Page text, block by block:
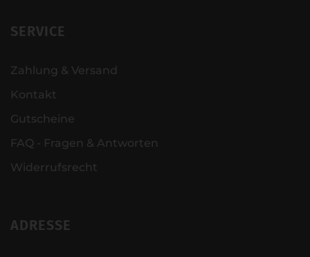
SERVICE
Zahlung & Versand
Kontakt
Gutscheine
FAQ - Fragen & Antworten
Widerrufsrecht
ADRESSE